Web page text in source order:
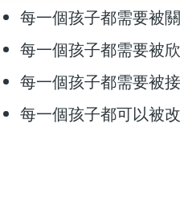
每一個孩子都需要被
每一個孩子都需要被
每一個孩子都需要被
每一個孩子都可以被